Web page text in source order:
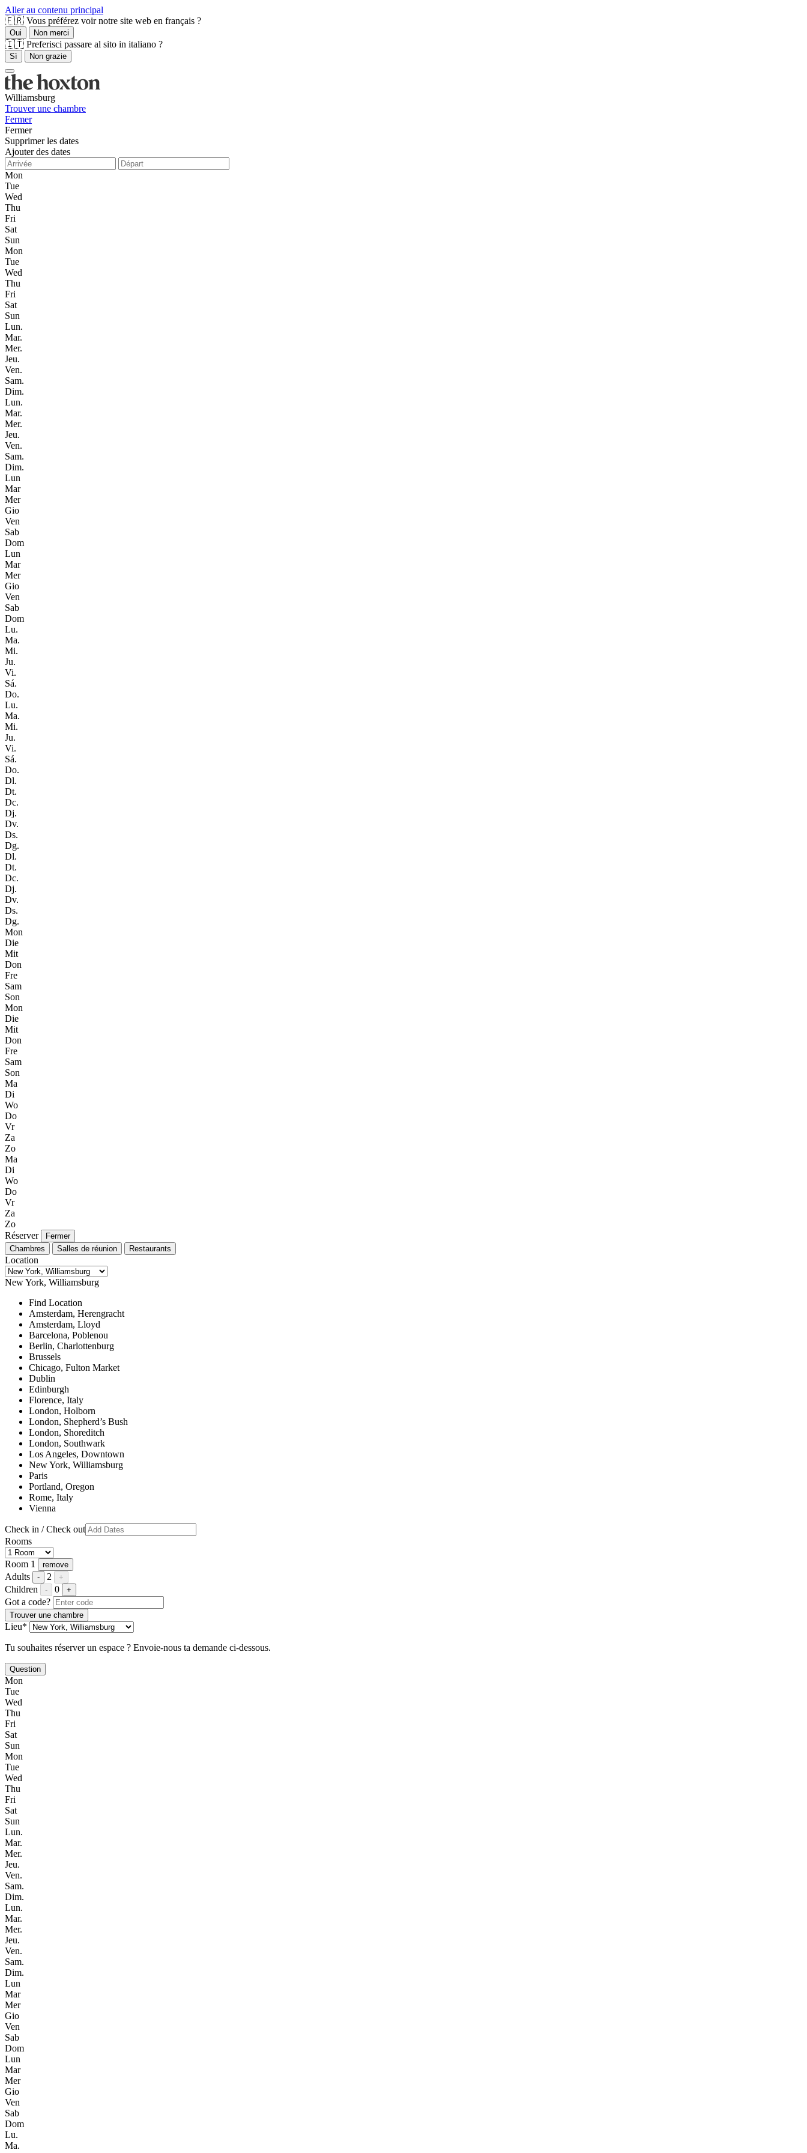
Aller au contenu principal
🇫🇷 Vous préférez voir notre site web en français ?
Oui Non merci
🇮🇹 Preferisci passare al sito in italiano ?
Sì Non grazie
Williamsburg
Trouver une chambre
Fermer
Fermer
Supprimer les dates
Ajouter des dates
Mon
Tue
Wed
Thu
Fri
Sat
Sun
Mon
Tue
Wed
Thu
Fri
Sat
Sun
Lun.
Mar.
Mer.
Jeu.
Ven.
Sam.
Dim.
Lun.
Mar.
Mer.
Jeu.
Ven.
Sam.
Dim.
Lun
Mar
Mer
Gio
Ven
Sab
Dom
Lun
Mar
Mer
Gio
Ven
Sab
Dom
Lu.
Ma.
Mi.
Ju.
Vi.
Sá.
Do.
Lu.
Ma.
Mi.
Ju.
Vi.
Sá.
Do.
Dl.
Dt.
Dc.
Dj.
Dv.
Ds.
Dg.
Dl.
Dt.
Dc.
Dj.
Dv.
Ds.
Dg.
Mon
Die
Mit
Don
Fre
Sam
Son
Mon
Die
Mit
Don
Fre
Sam
Son
Ma
Di
Wo
Do
Vr
Za
Zo
Ma
Di
Wo
Do
Vr
Za
Zo
Réserver
Fermer
Chambres
Salles de réunion Restaurants
Location
New York, Williamsburg
Find Location
Amsterdam, Herengracht
Amsterdam, Lloyd
Barcelona, Poblenou
Berlin, Charlottenburg
Brussels
Chicago, Fulton Market
Dublin
Edinburgh
Florence, Italy
London, Holborn
London, Shepherd’s Bush
London, Shoreditch
London, Southwark
Los Angeles, Downtown
New York, Williamsburg
Paris
Portland, Oregon
Rome, Italy
Vienna
Check in / Check out
Rooms
Room 1 remove
Adults - 2 +
Children - 0 +
Got a code?
Trouver une chambre
Lieu*
Tu souhaites réserver un espace ? Envoie-nous ta demande ci-dessous.
Question
Mon
Tue
Wed
Thu
Fri
Sat
Sun
Mon
Tue
Wed
Thu
Fri
Sat
Sun
Lun.
Mar.
Mer.
Jeu.
Ven.
Sam.
Dim.
Lun.
Mar.
Mer.
Jeu.
Ven.
Sam.
Dim.
Lun
Mar
Mer
Gio
Ven
Sab
Dom
Lun
Mar
Mer
Gio
Ven
Sab
Dom
Lu.
Ma.